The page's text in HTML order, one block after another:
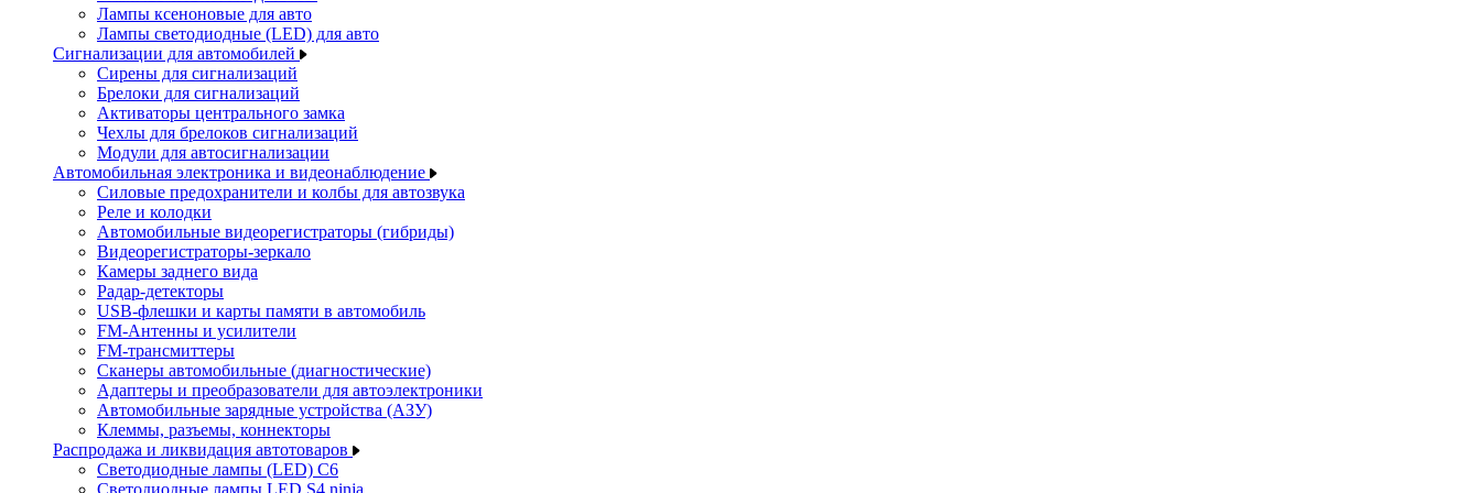
Лампы ксеноновые для авто
Лампы светодиодные (LED) для авто
Сигнализации для автомобилей
Сирены для сигнализаций
Брелоки для сигнализаций
Активаторы центрального замка
Чехлы для брелоков сигнализаций
Модули для автосигнализации
Автомобильная электроника и видеонаблюдение
Силовые предохранители и колбы для автозвука
Реле и колодки
Автомобильные видеорегистраторы (гибриды)
Видеорегистраторы-зеркало
Камеры заднего вида
Радар-детекторы
USB-флешки и карты памяти в автомобиль
FM-Антенны и усилители
FM-трансмиттеры
Сканеры автомобильные (диагностические)
Адаптеры и преобразователи для автоэлектроники
Автомобильные зарядные устройства (АЗУ)
Клеммы, разъемы, коннекторы
Распродажа и ликвидация автотоваров
Светодиодные лампы (LED) C6
Светодиодные лампы LED S4 ninja